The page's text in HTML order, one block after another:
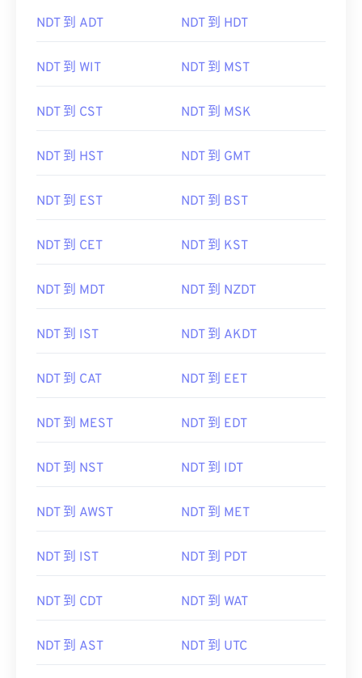
NDT 到 ADT NDT 到 HDT
NDT 到 WIT NDT 到 MST
NDT 到 CST NDT 到 MSK
NDT 到 HST NDT 到 GMT
NDT 到 EST NDT 到 BST
NDT 到 CET NDT 到 KST
NDT 到 MDT NDT 到 NZDT
NDT 到 IST NDT 到 AKDT
NDT 到 CAT NDT 到 EET
NDT 到 MEST NDT 到 EDT
NDT 到 NST NDT 到 IDT
NDT 到 AWST NDT 到 MET
NDT 到 IST NDT 到 PDT
NDT 到 CDT NDT 到 WAT
NDT 到 AST NDT 到 UTC